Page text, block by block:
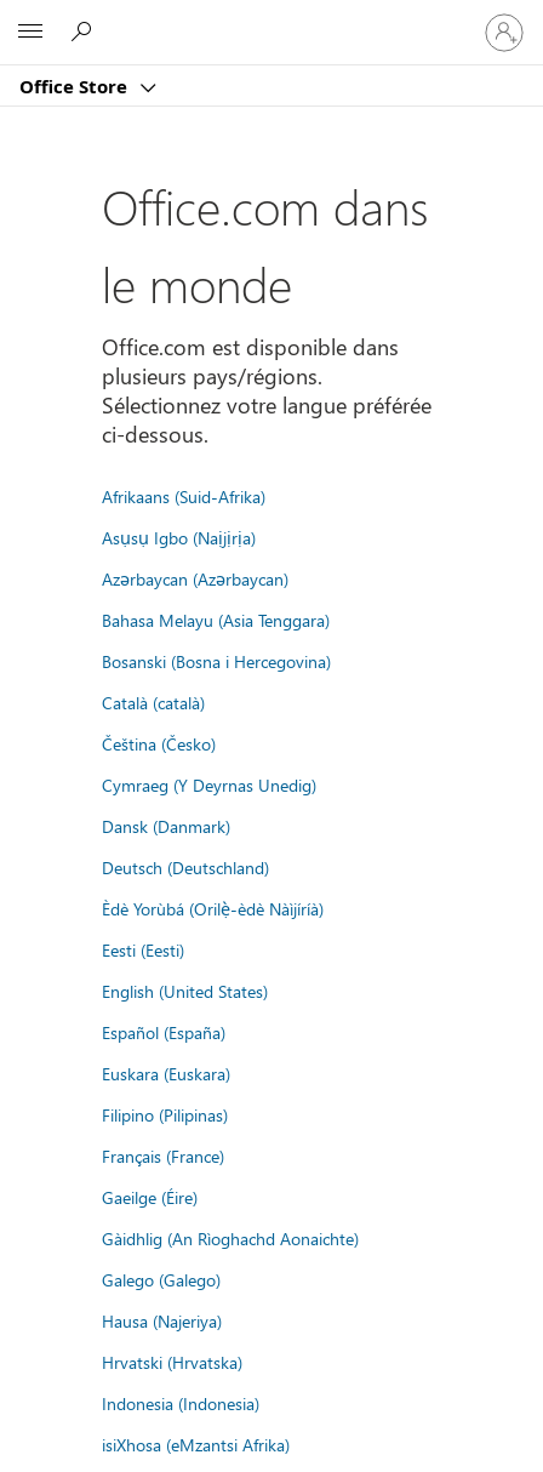
Office Store
vous
à
compte
Office.com dans
le monde
Office.com est disponible dans
plusieurs pays/régions.
Sélectionnez votre langue préférée
ci-dessous.
Afrikaans (Suid-Afrika)
Asụsụ Igbo (Naịjịrịa)
Azərbaycan (Azərbaycan)
Bahasa Melayu (Asia Tenggara)
Bosanski (Bosna i Hercegovina)
Català (català)
Čeština (Česko)
Cymraeg (Y Deyrnas Unedig)
Dansk (Danmark)
Deutsch (Deutschland)
Èdè Yorùbá (Orilẹ̀-èdè Nàìjíríà)
Eesti (Eesti)
English (United States)
Español (España)
Euskara (Euskara)
Filipino (Pilipinas)
Français (France)
Gaeilge (Éire)
Gàidhlig (An Rìoghachd Aonaichte)
Galego (Galego)
Hausa (Najeriya)
Hrvatski (Hrvatska)
Indonesia (Indonesia)
isiXhosa (eMzantsi Afrika)